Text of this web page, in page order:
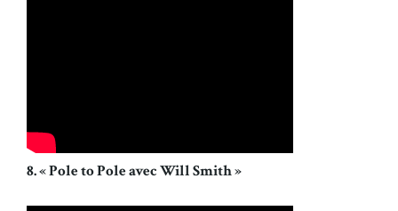
8. « Pole to Pole avec Will Smith »